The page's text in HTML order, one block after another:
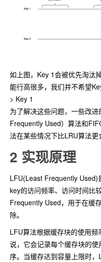
如上图，Key 1会被优先淘汰
能行高很多，我们并不希望
> Key 1
为了解决这些问题，一些改
Frequently Used）算法和
法在某些情况下比LRU算法更
2 实现原理
LFU(Least Frequently Used)
key的访问频率、访问时间比
Frequently Used，用于在缓
除。
LFU算法根据缓存块的使用
说，它会记录每个缓存块的
序。当缓存达到容量上限时